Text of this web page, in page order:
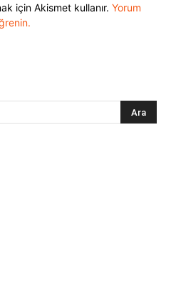
için Akismet kullanır. Yorum